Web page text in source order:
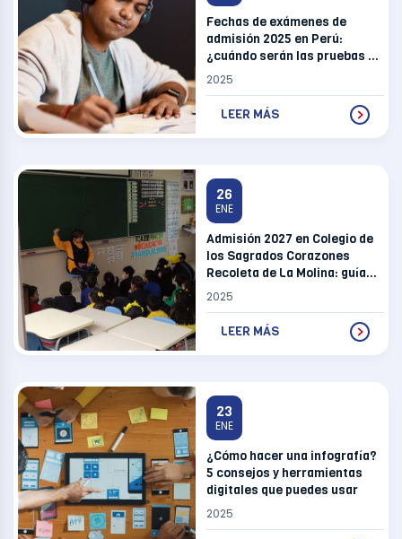
Fechas de exámenes de
admisión 2025 en Perú:
¿cuándo serán las pruebas en
universidades?
2025
LEER MÁS
26
ENE
Admisión 2027 en Colegio de
los Sagrados Corazones
Recoleta de La Molina: guía
completa, vacantes y más
2025
LEER MÁS
23
ENE
¿Cómo hacer una infografía?
5 consejos y herramientas
digitales que puedes usar
2025